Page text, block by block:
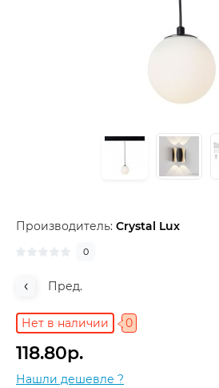
Производитель: Crystal Lux
0
Пред.
Нет в наличии 0
118.80р.
Нашли дешевле ?